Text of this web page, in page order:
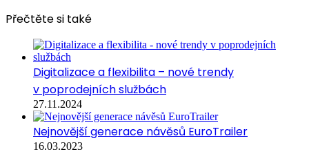
Přečtěte si také
Digitalizace a flexibilita – nové trendy
v poprodejních službách
27.11.2024
Nejnovější generace návěsů EuroTrailer
16.03.2023